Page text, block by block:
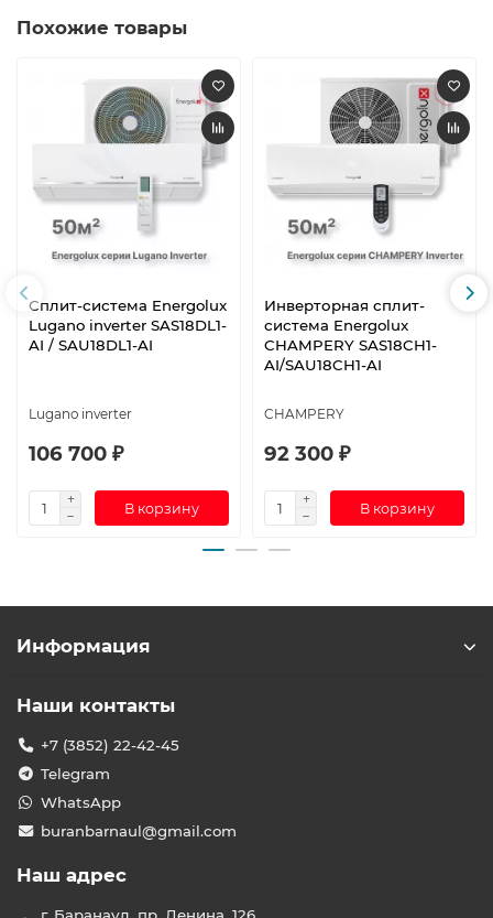
Похожие товары
Сплит-система Energolux
Lugano inverter SAS18DL1-
AI / SAU18DL1-AI
Lugano inverter
106 700 ₽
В корзину
Инверторная сплит-
система Energolux
CHAMPERY SAS18CH1-
AI/SAU18CH1-AI
CHAMPERY
92 300 ₽
В корзину
Информация
Наши контакты
+7 (3852) 22-42-45
Telegram
WhatsApp
buranbarnaul@gmail.com
Наш адрес